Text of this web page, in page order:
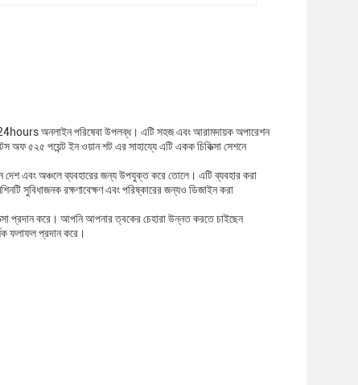
অনলাইন পরিষেবা উপলব্ধ। এটি সহজ এবং আরামদায়ক অপারেশন
অফ ৫২৫ পয়েন্ট ইন ওয়ান শট এর সাহায্যে এটি একক চিকিত্সা সেশনে
দেশ এবং অঞ্চলে ব্যবহারের জন্য উপযুক্ত করে তোলে। এটি ব্যবহার করা
সুবিধাজনক রক্ষণাবেক্ষণ এবং পরিষ্কারের জন্যও ডিজাইন করা
প্রদান করে। আপনি আপনার ত্বকের চেহারা উন্নত করতে চাইছেন
ফলাফল প্রদান করে।